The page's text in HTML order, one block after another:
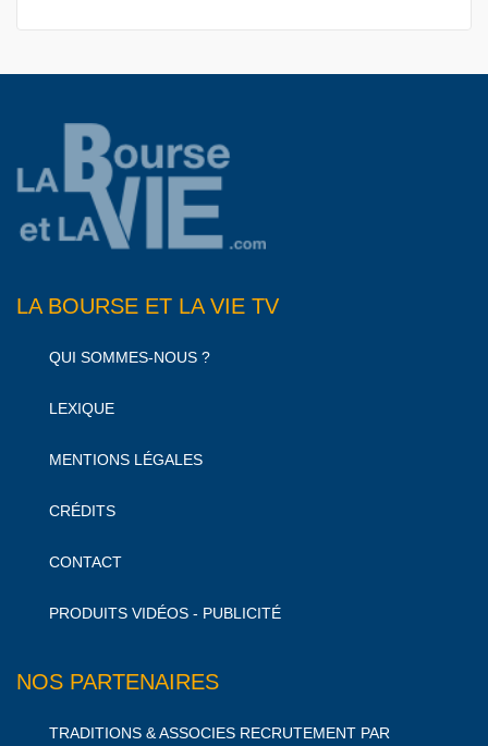
LA BOURSE ET LA VIE TV
QUI SOMMES-NOUS ?
LEXIQUE
MENTIONS LÉGALES
CRÉDITS
CONTACT
PRODUITS VIDÉOS - PUBLICITÉ
NOS PARTENAIRES
TRADITIONS & ASSOCIES RECRUTEMENT PAR